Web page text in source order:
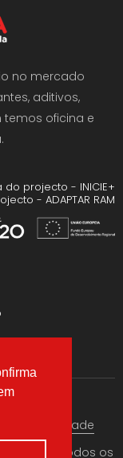
no mercado
aditivos,
temos oficina e
do projecto - INICIE+
- ADAPTAR RAM
. Todos os
de Privacidade